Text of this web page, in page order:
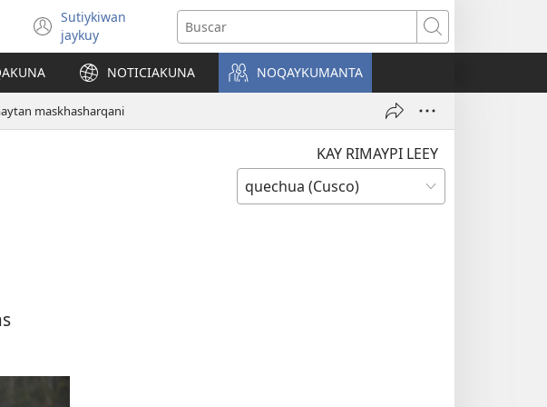
Sutiykiwan
jaykuy(abre
una
nueva
ventana)
Buscar
NOTICIAKUNA NOQAYKUMANTA
maskhasharqani
KAY RIMAYPI LEEY